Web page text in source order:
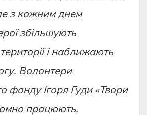
з кожним днем
збільшують
і наближають
Волонтери
фонду Ігоря Гуди «Твори
працюють,